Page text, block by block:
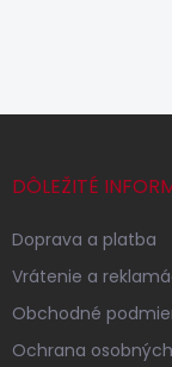
pDÔLEŽITÉ
Doprava a platba
Vrátenie a
Obchodné
Ochrana